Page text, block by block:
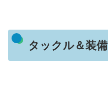
タックル＆装備